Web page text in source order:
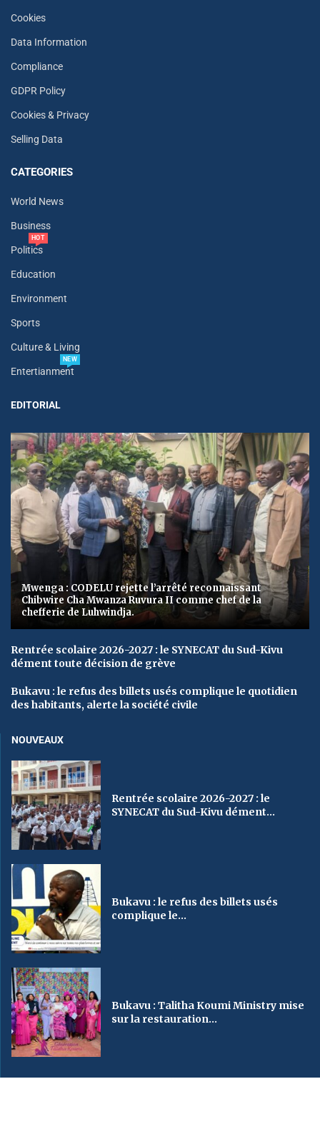
Cookies
Data Information
Compliance
GDPR Policy
Cookies & Privacy
Selling Data
CATEGORIES
World News
Business
Politics
HOT
Education
Environment
Sports
Culture & Living
Entertianment
NEW
EDITORIAL
Mwenga : CODELU rejette l’arrêté reconnaissant
Chibwire Cha Mwanza Ruvura II comme chef de la
chefferie de Luhwindja.
Rentrée scolaire 2026-2027 : le SYNECAT du Sud-Kivu
dément toute décision de grève
Bukavu : le refus des billets usés complique le quotidien
des habitants, alerte la société civile
NOUVEAUX
Rentrée scolaire 2026-2027 : le
SYNECAT du Sud-Kivu dément...
Bukavu : le refus des billets usés
complique le...
Bukavu : Talitha Koumi Ministry mise
sur la restauration...